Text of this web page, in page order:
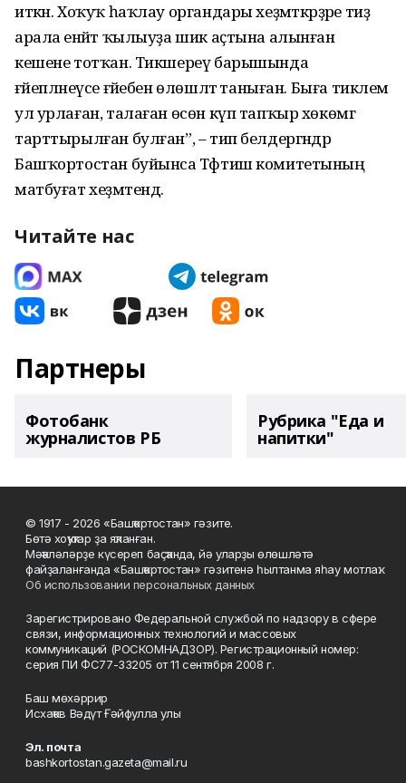
иткән. Хоҡуҡ һаҡлау органдары хеҙмәткәрҙәре тиҙ
арала енәйәт ҡылыуҙа шик аҫтына алынған
кешене тотҡан. Тикшереү барышында
ғәйепләнеүсе ғәйебен өлөшләтә таныған. Быға тиклем
ул урлаған, талаған өсөн күп тапҡыр хөкөмгә
тарттырылған булған”, – тип белдергәндәр
Башҡортостан буйынса Тәфтиш комитетының
матбуғат хеҙмәтендә.
Читайте нас
Партнеры
Фотобанк
журналистов РБ
Рубрика "Еда и
напитки"
© 1917 - 2026 «Башҡортостан» гәзите.
Бөтә хоҡуҡтар ҙа яҡланған.
Мәҡәләләрҙе күсереп баҫҡанда, йә уларҙы өлөшләтә
файҙаланғанда «Башҡортостан» гәзитенә һылтанма яһау мотлаҡ.
Об использовании персональных данных
Зарегистрировано Федеральной службой по надзору в сфере
связи, информационных технологий и массовых
коммуникаций (РОСКОМНАДЗОР). Регистрационный номер:
серия ПИ ФС77-33205 от 11 сентября 2008 г.
Баш мөхәррир
Исхаҡов Вәдүт Ғәйфулла улы
Эл. почта
bashkortostan.gazeta@mail.ru